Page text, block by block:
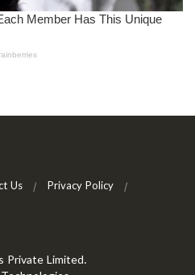
Us
Privacy Policy
Private Limited.